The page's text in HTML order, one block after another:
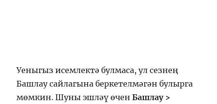
Уеныгыз исемлектә булмаса, ул сезнең
Башлау сайлагына беркетелмәгән булырга
мөмкин. Шуны эшләү өченБашлау >